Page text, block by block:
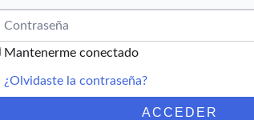
Mantenerme conectado
¿Olvidaste la contraseña?
ACCEDER